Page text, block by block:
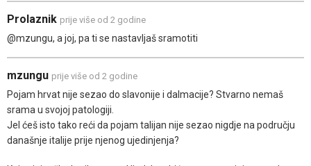
Prolaznik prije više od 2 godine
@mzungu, a joj, pa ti se nastavljaš sramotiti
mzungu prije više od 2 godine
Pojam hrvat nije sezao do slavonije i dalmacije? Stvarno nemaš
srama u svojoj patologiji.
Jel ćeš isto tako reći da pojam talijan nije sezao nigdje na području
današnje italije prije njenog ujedinjenja?